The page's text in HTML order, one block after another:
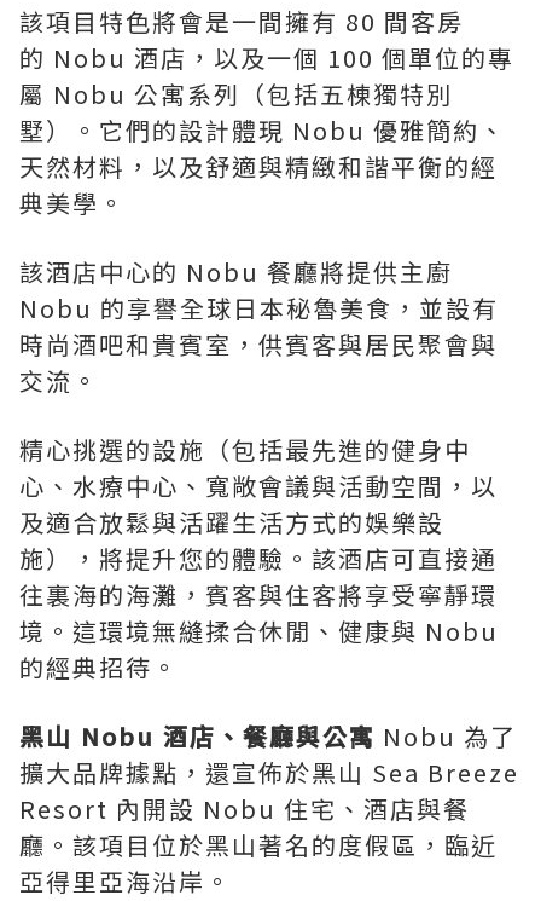
該項目特色將會是一間擁有 80 間客房
的 Nobu 酒店，以及一個 100 個單位的專
屬 Nobu 公寓系列（包括五棟獨特別
墅）。它們的設計體現 Nobu 優雅簡約、
天然材料，以及舒適與精緻和諧平衡的經
典美學。
該酒店中心的 Nobu 餐廳將提供主廚
Nobu 的享譽全球日本秘魯美食，並設有
時尚酒吧和貴賓室，供賓客與居民聚會與
交流。
精心挑選的設施（包括最先進的健身中
心、水療中心、寬敞會議與活動空間，以
及適合放鬆與活躍生活方式的娛樂設
施），將提升您的體驗。該酒店可直接通
往裏海的海灘，賓客與住客將享受寧靜環
境。這環境無縫揉合休閒、健康與 Nobu
的經典招待。
黑山 Nobu 酒店、餐廳與公寓 Nobu 為了
擴大品牌據點，還宣佈於黑山 Sea Breeze
Resort 內開設 Nobu 住宅、酒店與餐
廳。該項目位於黑山著名的度假區，臨近
亞得里亞海沿岸。